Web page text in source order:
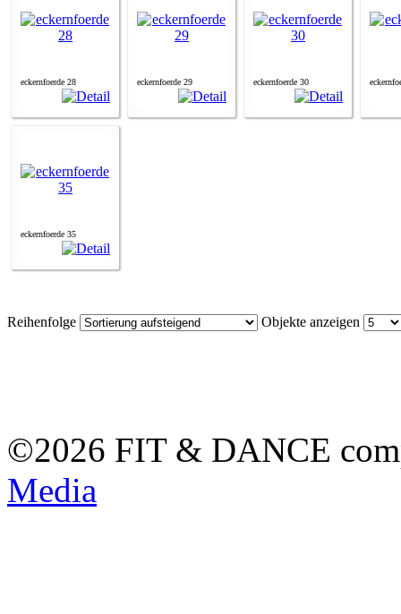
eckernfoerde 28 eckernfoerde 29 eckernfoerde 30
eckernfoerde 35
Reihenfolge Objekte anzeigen
©2026 FIT & DANCE
Media